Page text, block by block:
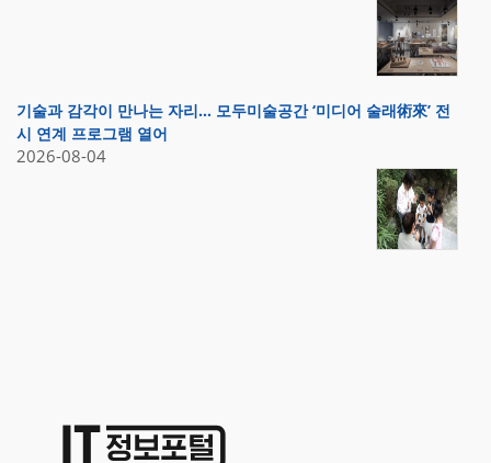
기술과 감각이 만나는 자리… 모두미술공간 ‘미디어 술래術來’ 전
시 연계 프로그램 열어
2026-08-04